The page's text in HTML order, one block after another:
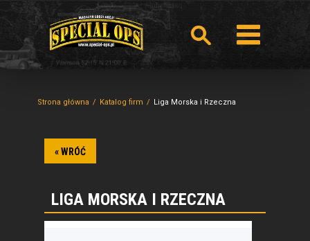
Strona główna Katalog firm Liga Morska i Rzeczna
« WRÓĆ
LIGA MORSKA I RZECZNA